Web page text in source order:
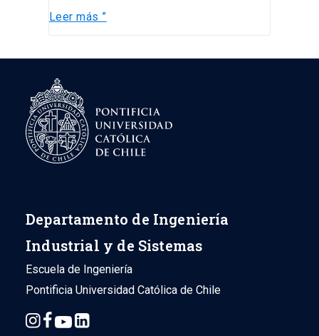
Leer más ”
Departamento de Ingeniería
Industrial y de Sistemas
Escuela de Ingeniería
Pontificia Universidad Católica de Chile